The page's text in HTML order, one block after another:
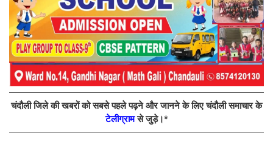
चंदौली जिले की खबरों को सबसे पहले पढ़ने और जानने के लिए चंदौली समाचार के
टेलीग्रामसे जुड़े।*